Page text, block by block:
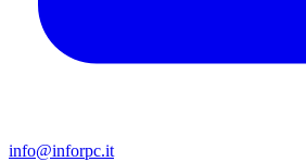
info@inforpc.it